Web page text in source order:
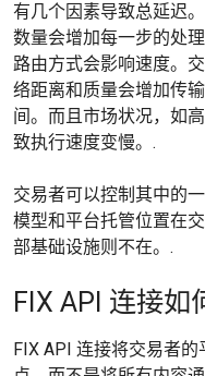
有几个因素导致总延迟
数量会增加每一步的处
路由方式会影响速度。
络距离和质量会增加传
间。而且市场状况，如
致执行速度变慢。.
交易者可以控制其中的
模型和平台托管位置在
部基础设施则不在。.
FIX API 连接如
FIX API 连接将交易者